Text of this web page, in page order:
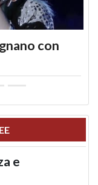
con
e